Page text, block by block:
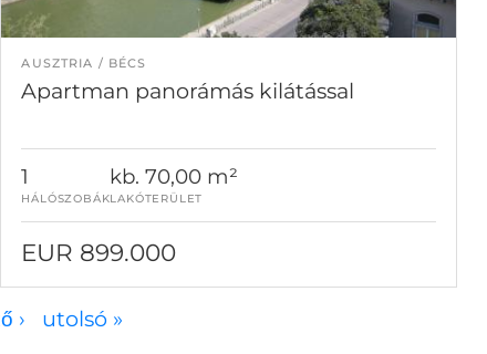
AUSZTRIA BÉCS
Apartman panorámás kilátással
1
HÁLÓSZOBÁK
kb. 70,00 m²
LAKÓTERÜLET
EUR 899.000
› utolsó »